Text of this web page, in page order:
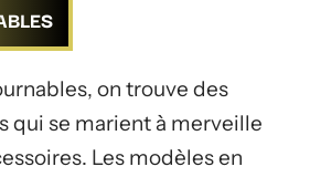
on trouve des
qui se marient à merveille
Les modèles en